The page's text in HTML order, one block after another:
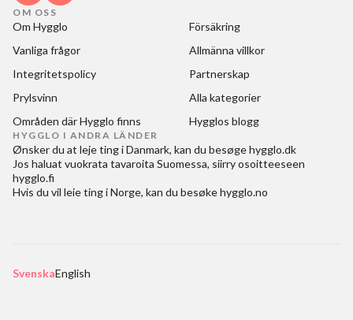
OM OSS
Om Hygglo
Försäkring
Vanliga frågor
Allmänna villkor
Integritetspolicy
Partnerskap
Prylsvinn
Alla kategorier
Områden där Hygglo finns
Hygglos blogg
HYGGLO I ANDRA LÄNDER
Ønsker du at leje ting i Danmark, kan du besøgehygglo.dk
Jos haluat vuokrata tavaroita Suomessa, siirry osoitteeseen
hygglo.fi
Hvis du vil leie ting i Norge, kan du besøkehygglo.no
SvenskaEnglish